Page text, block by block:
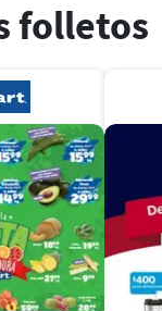
folletos